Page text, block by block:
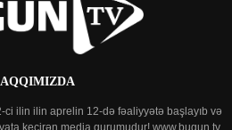
ci ilin ilin aprelin 12-də fəaliyyətə başlayıb və